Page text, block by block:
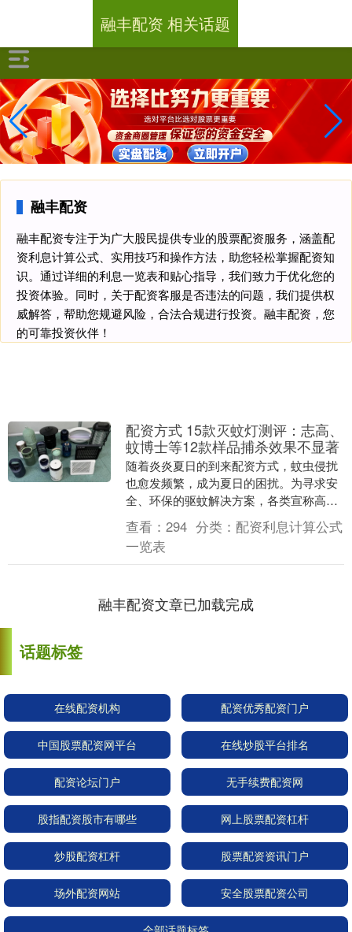
融丰配资
融丰配资专注于为广大股民提供专业的股票配资服务，涵盖配
资利息计算公式、实用技巧和操作方法，助您轻松掌握配资知
识。通过详细的利息一览表和贴心指导，我们致力于优化您的
投资体验。同时，关于配资客服是否违法的问题，我们提供权
威解答，帮助您规避风险，合法合规进行投资。融丰配资，您
的可靠投资伙伴！
融丰配资 相关话题
配资方式 15款灭蚊灯测评：志高、
蚊博士等12款样品捕杀效果不显著
随着炎炎夏日的到来配资方式，蚊虫侵扰
也愈发频繁，成为夏日的困扰。为寻求安
全、环保的驱蚊解决方案，各类宣称高效
灭蚊的灭蚊灯产品在市场上热销起来。然
而，面对品牌繁多....
查看： 294 分类： 配资利息计算公式
一览表
融丰配资文章已加载完成
话题标签
在线配资机构 配资优秀配资门户
中国股票配资网平台 在线炒股平台排名
配资论坛门户 无手续费配资网
股指配资股市有哪些 网上股票配资杠杆
炒股配资杠杆 股票配资资讯门户
场外配资网站 安全股票配资公司